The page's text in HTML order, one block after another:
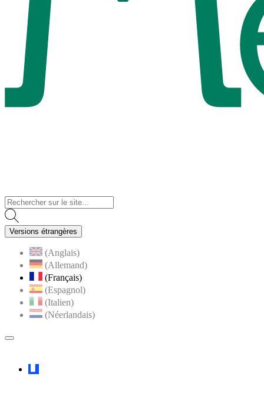
Visiter la page accueil du site de Menucourt
Versions étrangères
(Anglais)
(Allemand)
(Français)
(Espagnol)
(Italien)
(Néerlandais)
MENU